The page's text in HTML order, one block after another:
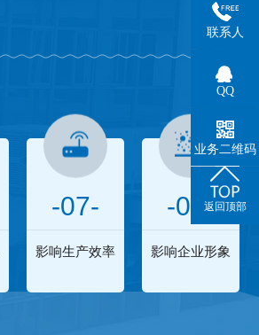
-07-
影响生产效率
-08-
影响企业形象
联系人
QQ
业务二维码
返回顶部